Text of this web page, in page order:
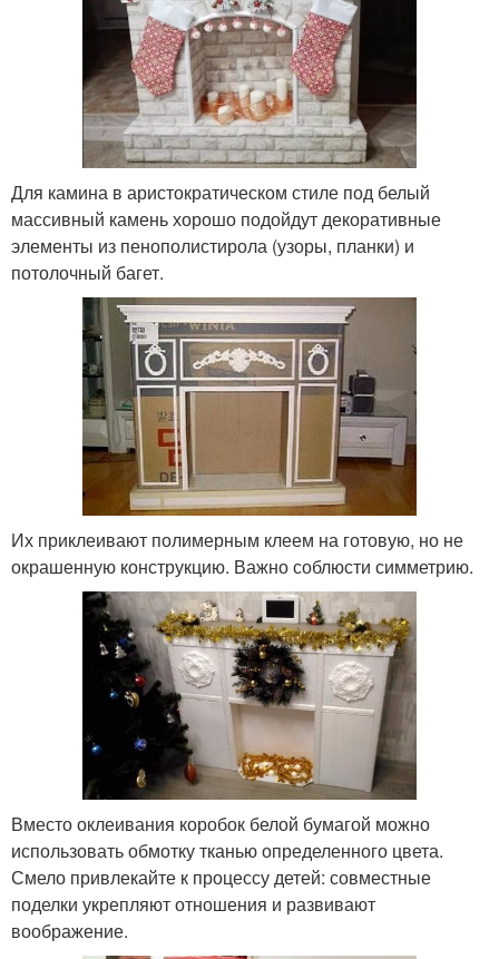
Для камина в аристократическом стиле под белый
массивный камень хорошо подойдут декоративные
элементы из пенополистирола (узоры, планки) и
потолочный багет.
Их приклеивают полимерным клеем на готовую, но не
окрашенную конструкцию. Важно соблюсти симметрию.
Вместо оклеивания коробок белой бумагой можно
использовать обмотку тканью определенного цвета.
Смело привлекайте к процессу детей: совместные
поделки укрепляют отношения и развивают
воображение.